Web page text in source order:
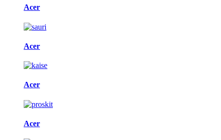
Acer
Acer
Acer
Acer